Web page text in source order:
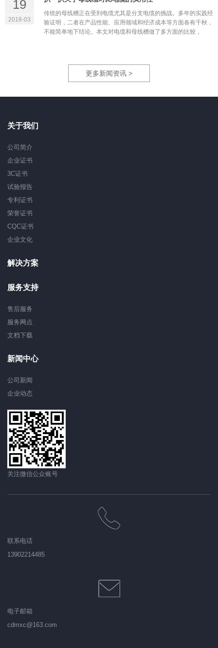
19
2018-03
传统的母线槽正在受到电缆尤其是分支电缆的挑战。多年的实践经
验证明，二者在产品性能、应用领域和经济成本等方面各有千秋，
不能简单地下结论。本文对电缆和母线槽做了多方面的比较，
更多新闻资讯 >
关于我们
公司简介
企业证书
3C证书
试验报告
专利证书
荣誉证书
CQC证书
企业文化
解决方案
服务支持
售后服务
服务网点
文档下载
新闻中心
公司新闻
企业动态
关注微信公众账号
联系电话
13902214485
电子邮箱
cdmxc@163.com